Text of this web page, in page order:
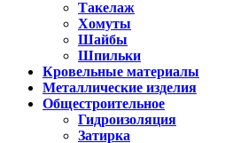
Такелаж
Хомуты
Шайбы
Шпильки
Кровельные материалы
Металлические изделия
Общестроительное
Гидроизоляция
Затирка